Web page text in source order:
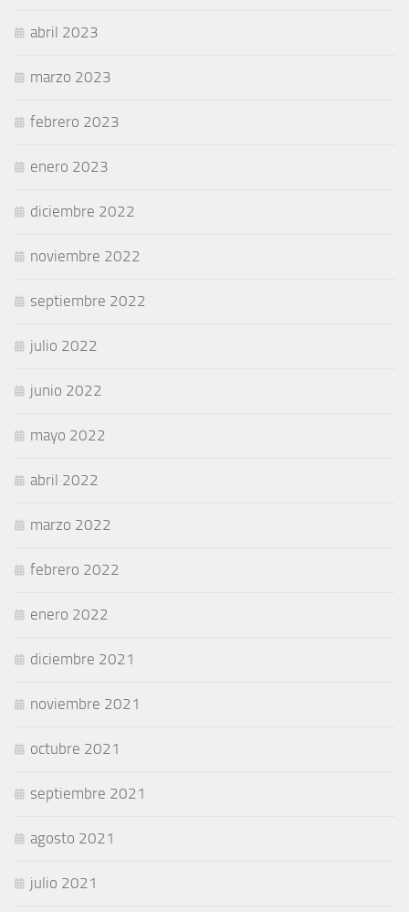
abril 2023
marzo 2023
febrero 2023
enero 2023
diciembre 2022
noviembre 2022
septiembre 2022
julio 2022
junio 2022
mayo 2022
abril 2022
marzo 2022
febrero 2022
enero 2022
diciembre 2021
noviembre 2021
octubre 2021
septiembre 2021
agosto 2021
julio 2021